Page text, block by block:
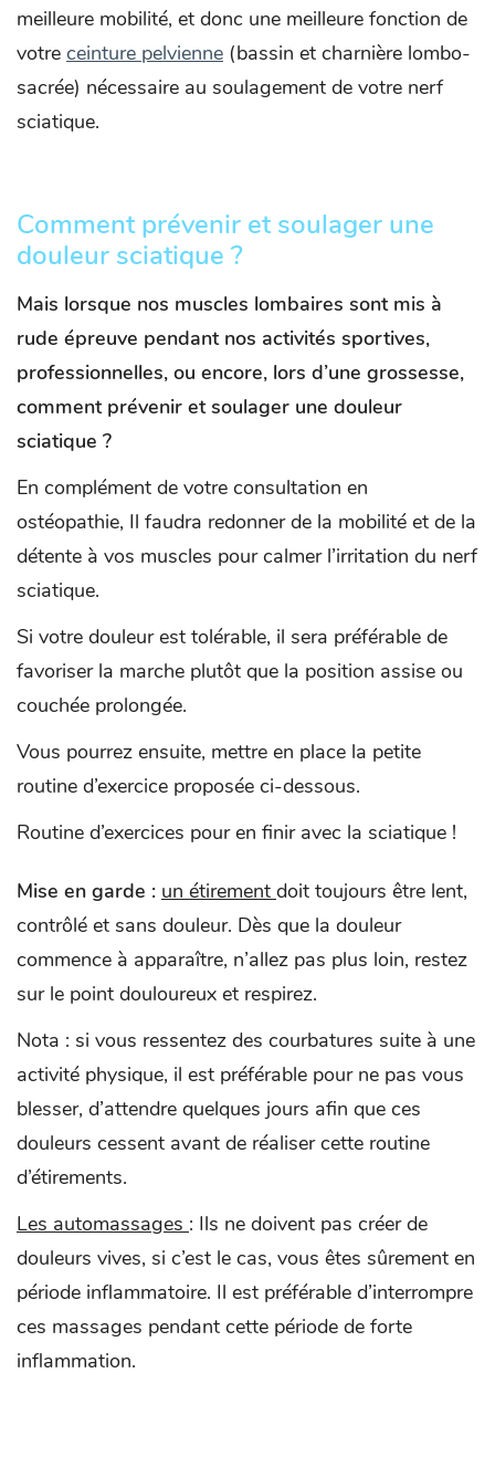
meilleure mobilité, et donc une meilleure fonction de
votre ceinture pelvienne (bassin et charnière lombo-
sacrée) nécessaire au soulagement de votre nerf
sciatique.
Comment prévenir et soulager une
douleur sciatique ?
Mais lorsque nos muscles lombaires sont mis à
rude épreuve pendant nos activités sportives,
professionnelles, ou encore, lors d’une grossesse,
comment prévenir et soulager une douleur
sciatique ?
En complément de votre consultation en
ostéopathie, Il faudra redonner de la mobilité et de la
détente à vos muscles pour calmer l’irritation du nerf
sciatique.
Si votre douleur est tolérable, il sera préférable de
favoriser la marche plutôt que la position assise ou
couchée prolongée.
Vous pourrez ensuite, mettre en place la petite
routine d’exercice proposée ci-dessous.
Routine d’exercices pour en finir avec la sciatique !
Mise en garde : un étirement doit toujours être lent,
contrôlé et sans douleur. Dès que la douleur
commence à apparaître, n’allez pas plus loin, restez
sur le point douloureux et respirez.
Nota : si vous ressentez des courbatures suite à une
activité physique, il est préférable pour ne pas vous
blesser, d’attendre quelques jours afin que ces
douleurs cessent avant de réaliser cette routine
d’étirements.
Les automassages : Ils ne doivent pas créer de
douleurs vives, si c’est le cas, vous êtes sûrement en
période inflammatoire. Il est préférable d’interrompre
ces massages pendant cette période de forte
inflammation.